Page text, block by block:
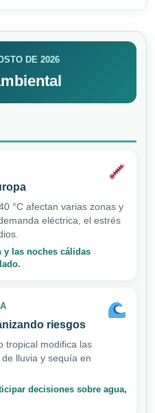
DE 2026
°C afectan varias zonas y
eléctrica, el estrés
y las noches cálidas
riesgos
tropical modifica las
lluvia y sequía en
decisiones sobre agua,